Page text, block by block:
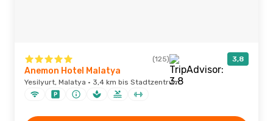
(125) 3,8
Anemon Hotel Malatya
Yesilyurt, Malatya · 3,4 km bis Stadtzentrum